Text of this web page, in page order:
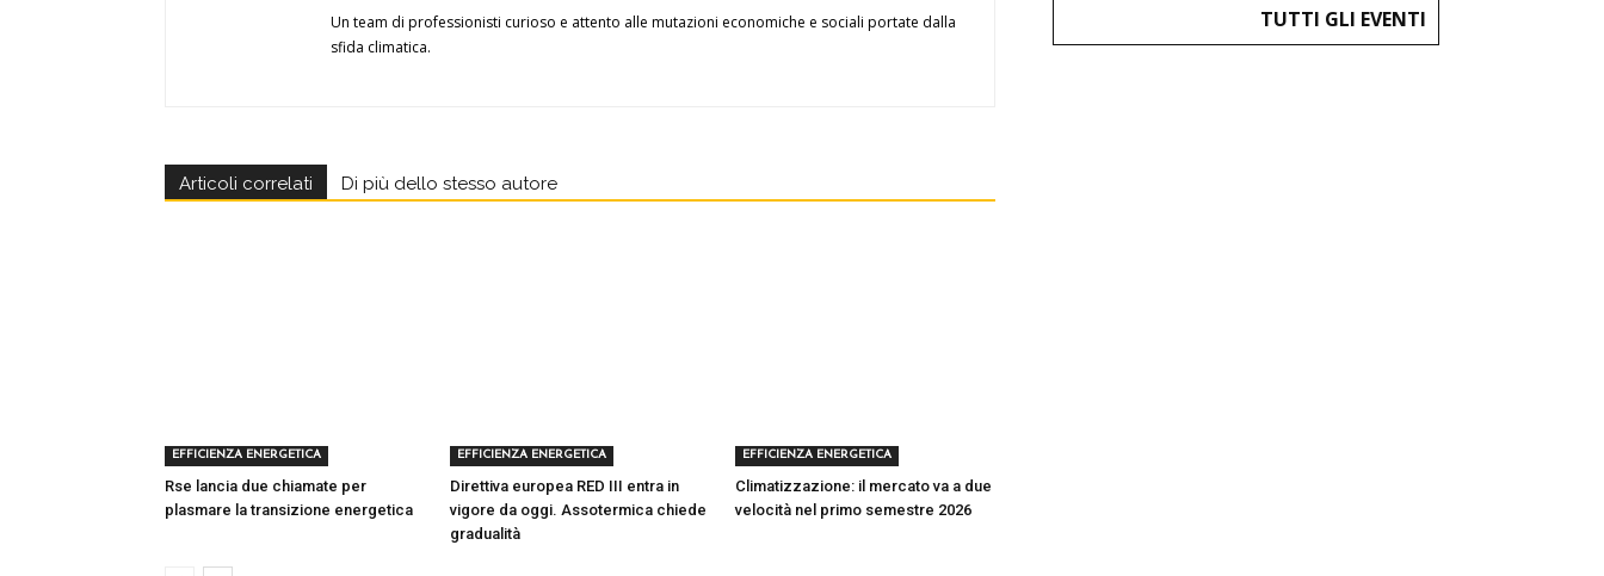
Un team di professionisti curioso e attento alle mutazioni economiche e sociali portate dalla
sfida climatica.
Articoli correlati Di più dello stesso autore
EFFICIENZA ENERGETICA
Rse lancia due chiamate per
plasmare la transizione energetica
EFFICIENZA ENERGETICA
Direttiva europea RED III entra in
vigore da oggi. Assotermica chiede
gradualità
EFFICIENZA ENERGETICA
Climatizzazione: il mercato va a due
velocità nel primo semestre 2026
TUTTI GLI EVENTI